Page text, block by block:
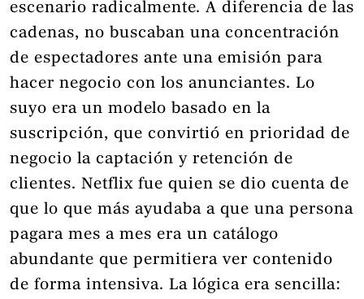
escenario radicalmente. A diferencia de las
cadenas, no buscaban una concentración
de espectadores ante una emisión para
hacer negocio con los anunciantes. Lo
suyo era un modelo basado en la
suscripción, que convirtió en prioridad de
negocio la captación y retención de
clientes. Netflix fue quien se dio cuenta de
que lo que más ayudaba a que una persona
pagara mes a mes era un catálogo
abundante que permitiera ver contenido
de forma intensiva. La lógica era sencilla: